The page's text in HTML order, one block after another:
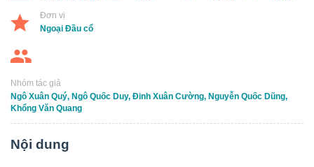
Đơn vị
Ngoại Đầu cổ
Nhóm tác giả
Ngô Xuân Quý, Ngô Quốc Duy, Đinh Xuân Cường, Nguyễn Quốc Dũng,
Khổng Văn Quang
Nội dung